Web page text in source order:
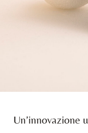
Un’innovazione